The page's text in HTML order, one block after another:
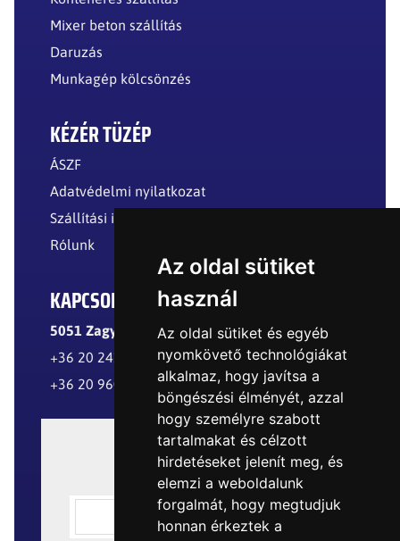
Az oldal sütiket
használ
Az oldal sütiket és egyéb
nyomkövető technológiákat
alkalmaz, hogy javítsa a
böngészési élményét, azzal
hogy személyre szabott
tartalmakat és célzott
hirdetéseket jelenít meg, és
elemzi a weboldalunk
forgalmát, hogy megtudjuk
honnan érkeztek a
Mixer beton szállítás
Daruzás
Munkagép kölcsönzés
KÉZÉR TÜZÉP
ÁSZF
Adatvédelmi nyilatkozat
Szállítási információk
Rólunk
KAPCSOLAT
5051 Zagyvarékas, Külterület
+36 20 241 8299
+36 20 960 8977